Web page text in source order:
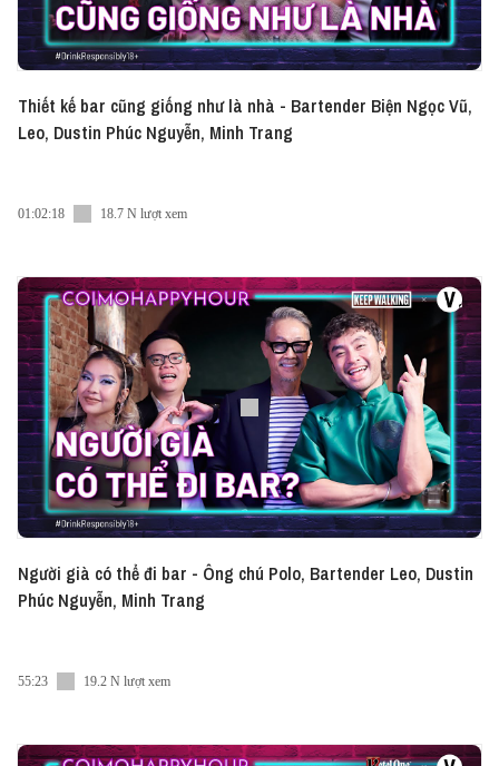
Thiết kế bar cũng giống như là nhà - Bartender Biện Ngọc Vũ,
Leo, Dustin Phúc Nguyễn, Minh Trang
01:02:18 18.7 N lượt xem
Người già có thể đi bar - Ông chú Polo, Bartender Leo, Dustin
Phúc Nguyễn, Minh Trang
55:23 19.2 N lượt xem